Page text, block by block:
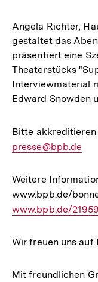
Angela Richter,
gestaltet das
präsentiert eine
Theaterstücks
Interviewmaterial
Edward Snowden
Bitte akkreditieren
presse@bpb.de
Weitere
www.bpb.de/
www.bpb.de/
Wir freuen uns auf
Mit freundlichen